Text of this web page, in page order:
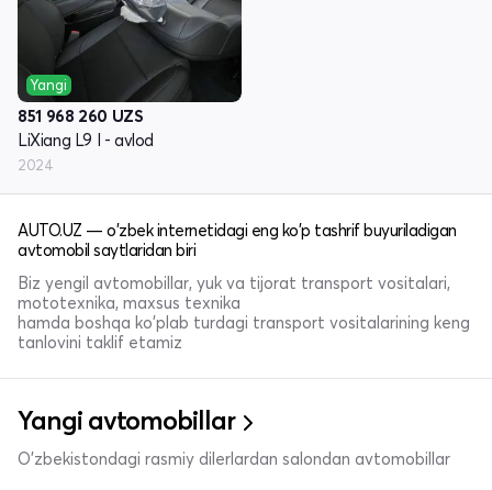
Yangi
851 968 260 UZS
LiXiang L9 I - avlod
2024
AUTO.UZ — o'zbek internetidagi eng ko'p tashrif buyuriladigan
avtomobil saytlaridan biri
Biz yengil avtomobillar, yuk va tijorat transport vositalari,
mototexnika, maxsus texnika
hamda boshqa ko'plab turdagi transport vositalarining keng
tanlovini taklif etamiz
Yangi avtomobillar
O'zbekistondagi rasmiy dilerlardan salondan avtomobillar